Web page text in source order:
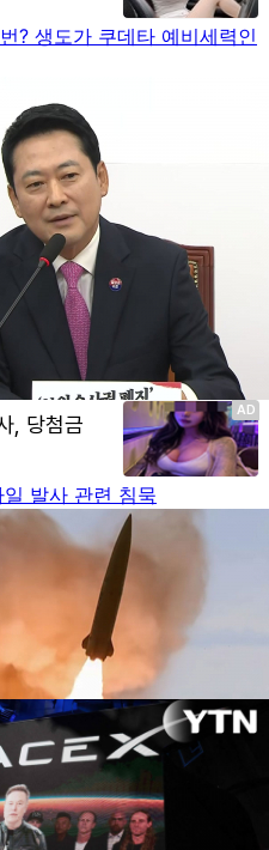
? 생도가 쿠데타 예비세력인
발사 관련 침묵